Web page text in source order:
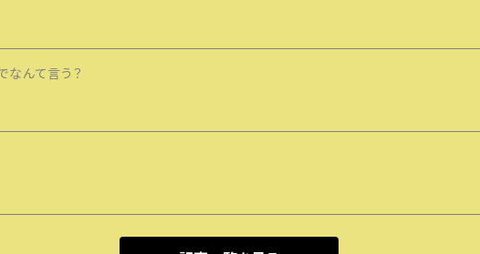
なんて言う？